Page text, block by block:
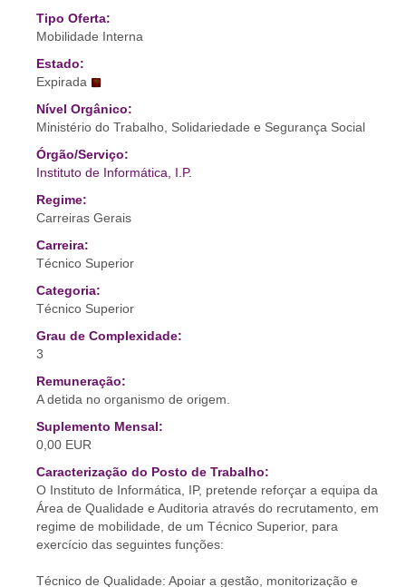
Tipo Oferta:
Mobilidade Interna
Estado:
Expirada
Nível Orgânico:
Ministério do Trabalho, Solidariedade e Segurança Social
Órgão/Serviço:
Instituto de Informática, I.P.
Regime:
Carreiras Gerais
Carreira:
Técnico Superior
Categoria:
Técnico Superior
Grau de Complexidade:
3
Remuneração:
A detida no organismo de origem.
Suplemento Mensal:
0,00 EUR
Caracterização do Posto de Trabalho:
O Instituto de Informática, IP, pretende reforçar a equipa da
Área de Qualidade e Auditoria através do recrutamento, em
regime de mobilidade, de um Técnico Superior, para
exercício das seguintes funções:
Técnico de Qualidade: Apoiar a gestão, monitorização e